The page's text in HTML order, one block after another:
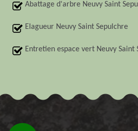
Abattage d'arbre Neuvy Saint
Elagueur Neuvy Saint Sepulchre
Entretien espace vert Neuvy Saint